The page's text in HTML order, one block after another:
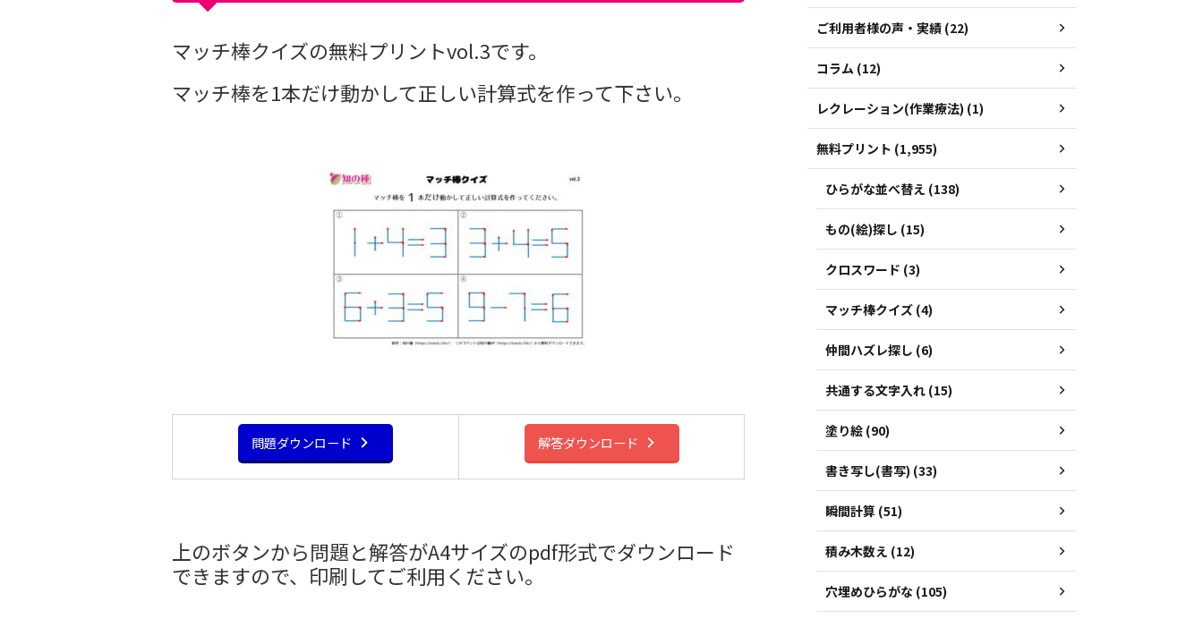
マッチ棒クイズの無料プリントvol.3です。
マッチ棒を1本だけ動かして正しい計算式を作って下さい。
問題ダウンロード 解答ダウンロード
上のボタンから問題と解答がA4サイズのpdf形式でダウンロード
できますので、印刷してご利用ください。
ご利用者様の声・実績 (22)
コラム (12)
レクレーション(作業療法) (1)
無料プリント (1,955)
ひらがな並べ替え (138)
もの(絵)探し (15)
クロスワード (3)
マッチ棒クイズ (4)
仲間ハズレ探し (6)
共通する文字入れ (15)
塗り絵 (90)
書き写し(書写) (33)
瞬間計算 (51)
積み木数え (12)
穴埋めひらがな (105)